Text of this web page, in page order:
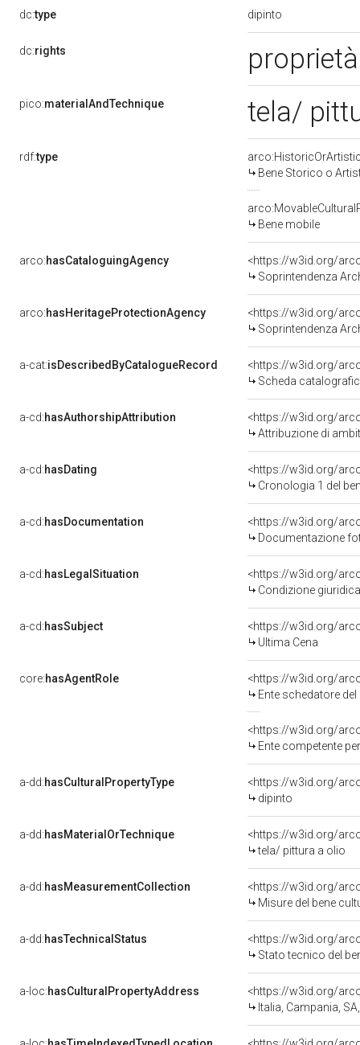
dc:type dipinto
dc:rights
pico:materialAndTechnique tela/
rdf:type
Bene Storico o
Bene mobile
arco:hasCataloguingAgency
<https://w3id.org/
Soprintendenza
arco:hasHeritageProtectionAgency
<https://w3id.org/
Soprintendenza
a-cat:isDescribedByCatalogueRecord
<https://w3id.org/
Scheda
a-cd:hasAuthorshipAttribution
<https://w3id.org/
Attribuzione di
a-cd:hasDating
<https://w3id.org/
Cronologia 1 del
a-cd:hasDocumentation
Documentazione
a-cd:hasLegalSituation
Condizione
a-cd:hasSubject
<https://w3id.org/
Ultima Cena
core:hasAgentRole
<https://w3id.org/
Ente schedatore del
<https://w3id.org/
Ente competente per
a-dd:hasCulturalPropertyType
<https://w3id.org/
dipinto
a-dd:hasMaterialOrTechnique
<https://w3id.org/
tela/ pittura a olio
a-dd:hasMeasurementCollection
<https://w3id.org/
Misure del bene
a-dd:hasTechnicalStatus
<https://w3id.org/
Stato tecnico del
a-loc:hasCulturalPropertyAddress
<https://w3id.org/
Italia, Campania,